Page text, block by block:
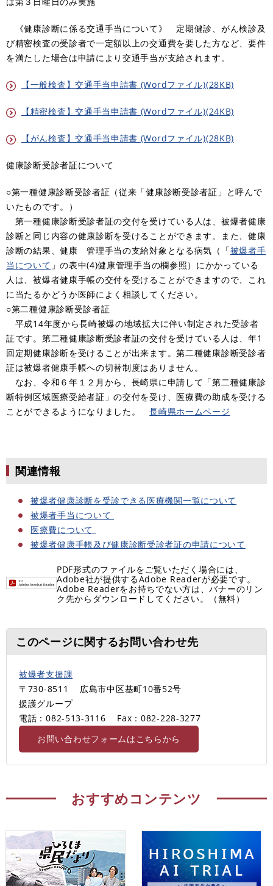
《健康診断に係る交通手当について》 定期健診、がん検診及
び精密検査の受診者で一定額以上の交通費を要した方など、要件
を満たした場合は申請により交通手当が支給されます。
【一般検査】交通手当申請書 (Wordファイル)(28KB)
【精密検査】交通手当申請書 (Wordファイル)(24KB)
【がん検査】交通手当申請書 (Wordファイル)(28KB)
健康診断受診者証について
○第一種健康診断受診者証（従来「健康診断受診者証」と呼んで
いたものです。）
第一種健康診断受診者証の交付を受けている人は、被爆者健康
診断と同じ内容の健康診断を受けることができます。また、健康
診断の結果、健康 管理手当の支給対象となる病気（「被爆者手
当について 」の表中(4)健康管理手当の欄参照）にかかっている
人は、被爆者健康手帳の交付を受けることができますので、これ
に当たるかどうか医師によく相談してください。
○第二種健康診断受診者証
平成14年度から長崎被爆の地域拡大に伴い制定された受診者
証です。第二種健康診断受診者証の交付を受けている人は、年1
回定期健康診断を受けることが出来ます。第二種健康診断受診者
証は被爆者健康手帳への切替制度はありません。
なお、令和６年１２月から、長崎県に申請して「第二種健康診
断特例区域医療受給者証」の交付を受け、医療費の助成を受ける
ことができるようになりました。長崎県ホームページ
関連情報
被爆者健康診断を受診できる医療機関一覧について
被爆者手当について
医療費について
被爆者健康手帳及び健康診断受診者証の申請について
PDF形式のファイルをご覧いただく場合には、
Adobe社が提供するAdobe Readerが必要です。
Adobe Readerをお持ちでない方は、バナーのリン
ク先からダウンロードしてください。（無料）
このページに関するお問い合わせ先
被爆者支援課
〒730-8511
広島市中区基町10番52号
援護グループ
電話：082-513-3116
Fax：082-228-3277
お問い合わせフォームはこちらから
おすすめコンテンツ